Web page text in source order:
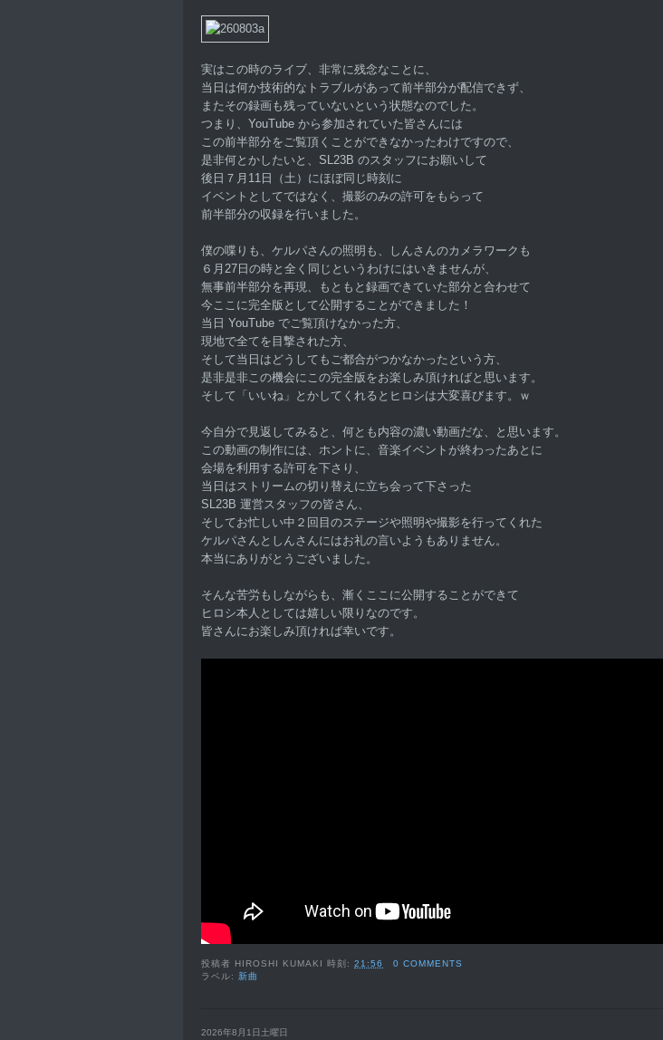
実はこの時のライブ、非常に残念なことに、
当日は何か技術的なトラブルがあって前半部分が配信できず、
またその録画も残っていないという状態なのでした。
つまり、YouTube から参加されていた皆さんには
この前半部分をご覧頂くことができなかったわけですので、
是非何とかしたいと、SL23B のスタッフにお願いして
後日７月11日（土）にほぼ同じ時刻に
イベントとしてではなく、撮影のみの許可をもらって
前半部分の収録を行いました。
僕の喋りも、ケルパさんの照明も、しんさんのカメラワークも
６月27日の時と全く同じというわけにはいきませんが、
無事前半部分を再現、もともと録画できていた部分と合わせて
今ここに完全版として公開することができました！
当日 YouTube でご覧頂けなかった方、
現地で全てを目撃された方、
そして当日はどうしてもご都合がつかなかったという方、
是非是非この機会にこの完全版をお楽しみ頂ければと思います。
そして「いいね」とかしてくれるとヒロシは大変喜びます。ｗ
今自分で見返してみると、何とも内容の濃い動画だな、と思います。
この動画の制作には、ホントに、音楽イベントが終わったあとに
会場を利用する許可を下さり、
当日はストリームの切り替えに立ち会って下さった
SL23B 運営スタッフの皆さん、
そしてお忙しい中２回目のステージや照明や撮影を行ってくれた
ケルパさんとしんさんにはお礼の言いようもありません。
本当にありがとうございました。
そんな苦労もしながらも、漸くここに公開することができて
ヒロシ本人としては嬉しい限りなのです。
皆さんにお楽しみ頂ければ幸いです。
投稿者 HIROSHI KUMAKI 時刻:21:56
0 COMMENTS
ラベル:新曲
2026年8月1日土曜日